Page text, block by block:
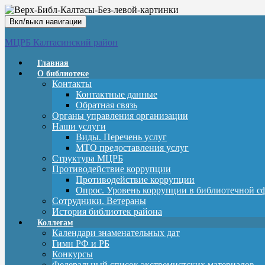
Вкл/выкл навигации
МЦРБ Калтасинский район
Главная
О библиотеке
Контакты
Контактные данные
Обратная связь
Органы управления организации
Наши услуги
Виды. Перечень услуг
МТО предоставления услуг
Структура МЦРБ
Противодействие коррупции
Противодействие коррупции
Опрос. Уровень коррупции в библиотечной
Сотрудники. Ветераны
История библиотек района
Коллегам
Календари знаменательных дат
Гимн РФ и РБ
Конкурсы